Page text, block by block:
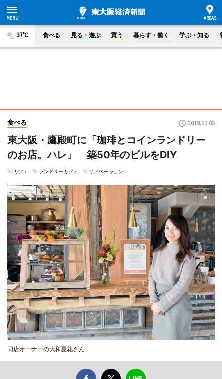
37°C 食べる 見る・遊ぶ 買う 暮らす・働く 学ぶ・知る
食べる 2019.11.05
東大阪・鷹殿町に「珈琲とコインランドリー
のお店。ハレ」 築50年のビルをDIY
カフェ ランドリーカフェ リノベーション
同店オーナーの大和夏花さん